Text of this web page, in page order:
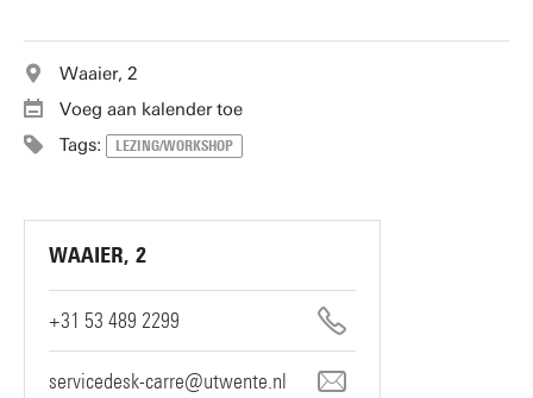
Waaier, 2
Voeg aan kalender toe
Tags:
LEZING/WORKSHOP
WAAIER, 2
+31 53 489 2299
servicedesk-carre@utwente.nl